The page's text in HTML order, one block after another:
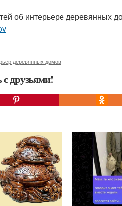
об интерьере деревянных
деревянных домов
друзьями!